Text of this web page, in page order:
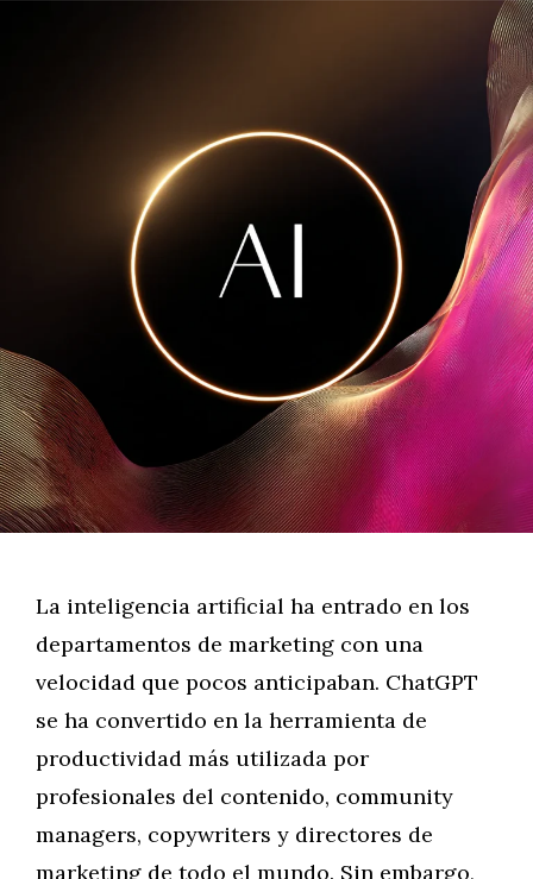
La inteligencia artificial ha entrado en los
departamentos de marketing con una
velocidad que pocos anticipaban. ChatGPT
se ha convertido en la herramienta de
productividad más utilizada por
profesionales del contenido, community
managers, copywriters y directores de
marketing de todo el mundo. Sin embargo,